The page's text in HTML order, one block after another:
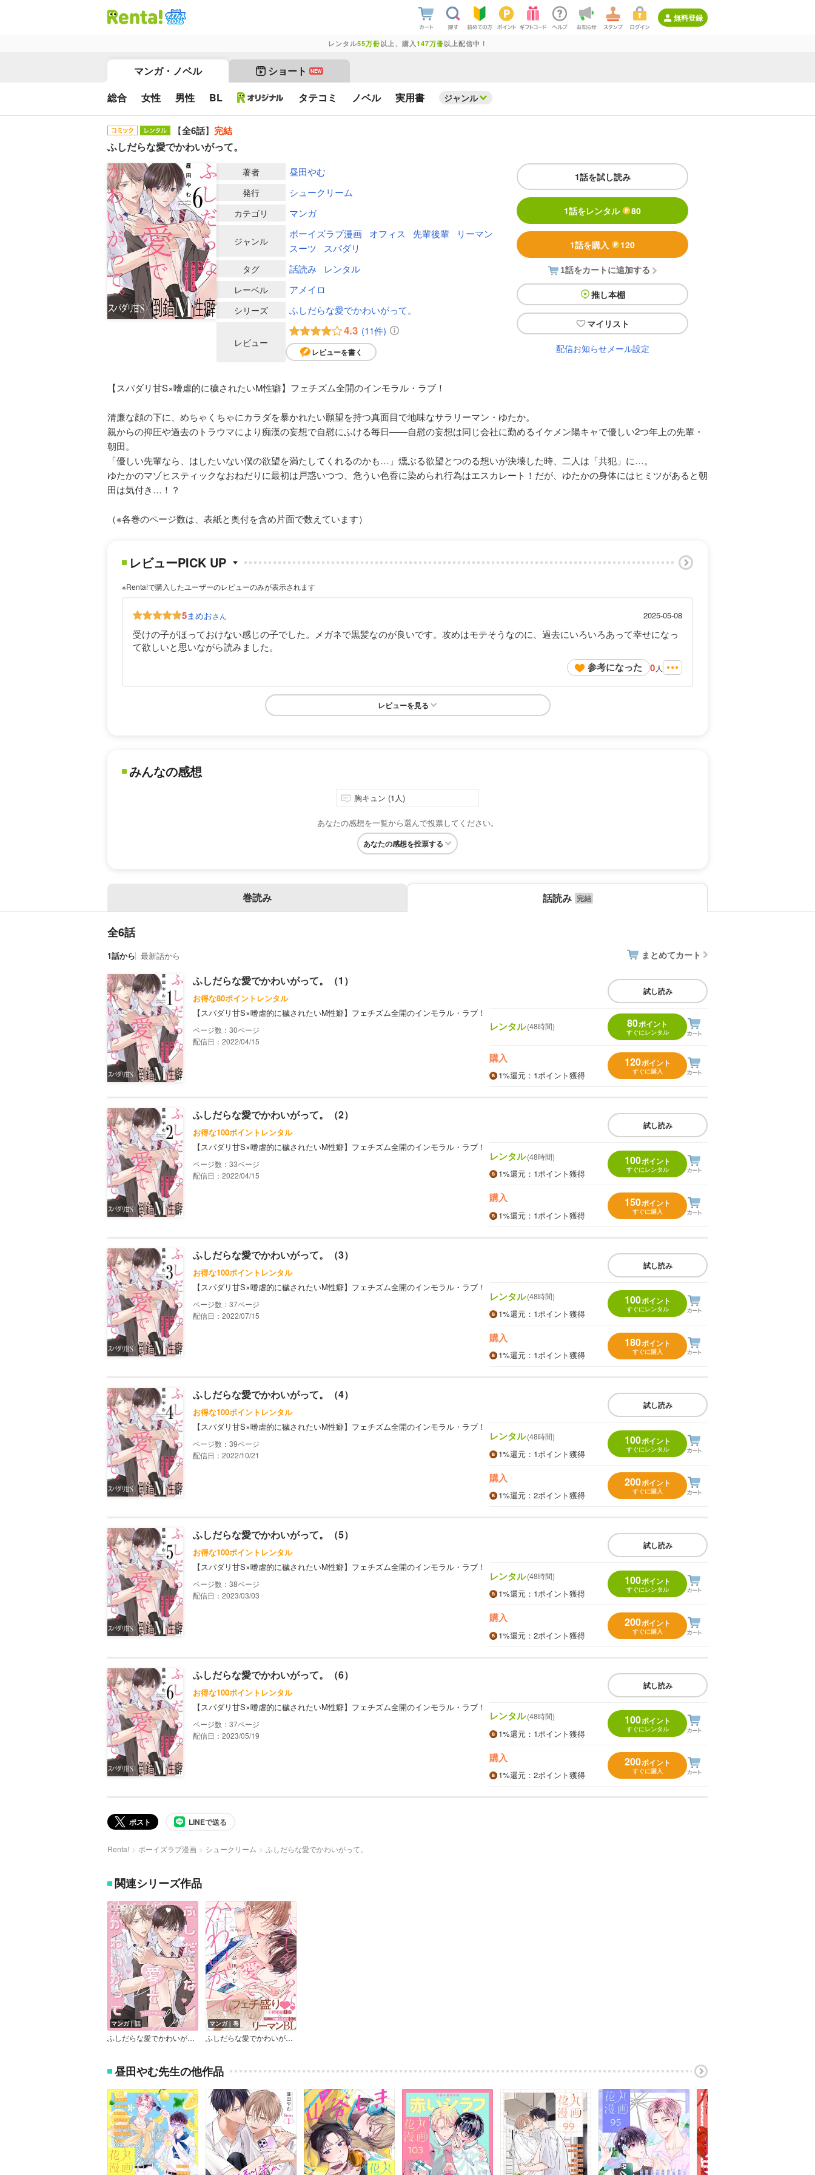
無料登録
レンタル55万冊以上、購入 147万冊以上配信中！
マンガ・ノベル ショート NEW
総合 女性 男性 BL タテコミ ノベル 実用書 ジャンル
【全6話】 完結
ふしだらな愛でかわいがって。
1話を試し読み
1話をレンタル 80
1話を購入 120
1話をカートに追加する
推し本棚
マイリスト
配信お知らせメール設定
著者 昼田やむ
発行 シュークリーム
カテゴリ マンガ
ジャンル
ボーイズラブ漫画 オフィス 先輩後輩
リーマン
スーツ
スパダリ
タグ 話読み レンタル
レーベル アメイロ
シリーズ ふしだらな愛でかわいがって。
レビュー
4.3 (11件)
レビューを書く
【スパダリ甘S×嗜虐的に穢されたいM性癖】フェチズム全開のインモラル・ラブ！
清廉な顔の下に、めちゃくちゃにカラダを暴かれたい願望を持つ真面目で地味なサラリーマン・ゆたか。
親からの抑圧や過去のトラウマにより痴漢の妄想で自慰にふける毎日――自慰の妄想は同じ会社に勤めるイケメン陽キャで優しい2つ年上の先輩・
朝田。
「優しい先輩なら、はしたいない僕の欲望を満たしてくれるのかも…」燻ぶる欲望とつのる想いが決壊した時、二人は「共犯」に…。
ゆたかのマゾヒスティックなおねだりに最初は戸惑いつつ、危うい色香に染められ行為はエスカレート！だが、ゆたかの身体にはヒミツがあると朝
田は気付き…！？
（※各巻のページ数は、表紙と奥付を含め片面で数えています）
レビューPICK UP
※Renta!で購入したユーザーのレビューのみが表示されます
5まめおさん 2025-05-08
受けの子がほっておけない感じの子でした。メガネで黒髪なのが良いです。攻めはモテそうなのに、過去にいろいろあって幸せになっ
て欲しいと思いながら読みました。
参考になった 0 人
レビューを見る
みんなの感想
胸キュン (1人)
あなたの感想を一覧から選んで投票してください。
あなたの感想を投票する
巻読み 話読み
全6話
1話から 最新話から まとめてカート
ふしだらな愛でかわいがって。（1）
お得な80ポイントレンタル
【スパダリ甘S×嗜虐的に穢されたいM性癖】フェチズム全開のインモラル・ラブ！
30
配信日：2022/04/15
試し読み
レンタル(48時間) 80ポイント
すぐにレンタル
購入
1%還元 ：1ポイント獲得
120ポイント
すぐに購入
ふしだらな愛でかわいがって。（2）
お得な100ポイントレンタル
【スパダリ甘S×嗜虐的に穢されたいM性癖】フェチズム全開のインモラル・ラブ！
33
配信日：2022/04/15
試し読み
レンタル(48時間)
1%還元 ：1ポイント獲得
100ポイント
すぐにレンタル
購入
1%還元 ：1ポイント獲得
150ポイント
すぐに購入
ふしだらな愛でかわいがって。（3）
お得な100ポイントレンタル
【スパダリ甘S×嗜虐的に穢されたいM性癖】フェチズム全開のインモラル・ラブ！
37
配信日：2022/07/15
試し読み
レンタル(48時間)
1%還元 ：1ポイント獲得
100ポイント
すぐにレンタル
購入
1%還元 ：1ポイント獲得
180ポイント
すぐに購入
ふしだらな愛でかわいがって。（4）
お得な100ポイントレンタル
【スパダリ甘S×嗜虐的に穢されたいM性癖】フェチズム全開のインモラル・ラブ！
39
配信日：2022/10/21
試し読み
レンタル(48時間)
1%還元 ：1ポイント獲得
100ポイント
すぐにレンタル
購入
1%還元 ：2ポイント獲得
200ポイント
すぐに購入
ふしだらな愛でかわいがって。（5）
お得な100ポイントレンタル
【スパダリ甘S×嗜虐的に穢されたいM性癖】フェチズム全開のインモラル・ラブ！
38
配信日：2023/03/03
試し読み
レンタル(48時間)
1%還元 ：1ポイント獲得
100ポイント
すぐにレンタル
購入
1%還元 ：2ポイント獲得
200ポイント
すぐに購入
ふしだらな愛でかわいがって。（6）
お得な100ポイントレンタル
【スパダリ甘S×嗜虐的に穢されたいM性癖】フェチズム全開のインモラル・ラブ！
37
配信日：2023/05/19
試し読み
レンタル(48時間)
1%還元 ：1ポイント獲得
100ポイント
すぐにレンタル
購入
1%還元 ：2ポイント獲得
200ポイント
すぐに購入
ポスト LINEで送る
Renta! ボーイズラブ漫画 シュークリーム ふしだらな愛でかわいがって。
関連シリーズ作品
マンガ｜話
ふしだらな愛でかわいがって。【20P小冊子】
マンガ｜巻
ふしだらな愛でかわいがって。【特典マンガ付き】
昼田やむ先生の他作品